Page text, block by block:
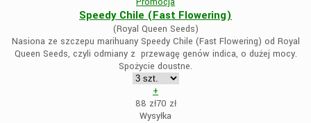
Speedy Chile (Fast Flowering)
(Royal Queen Seeds)
Nasiona ze szczepu marihuany Speedy Chile (Fast Flowering) od Royal
Queen Seeds, czyli odmiany z przewagę genów indica, o dużej mocy.
Spożycie doustne.
+
88 zł70 zł
Wysyłka